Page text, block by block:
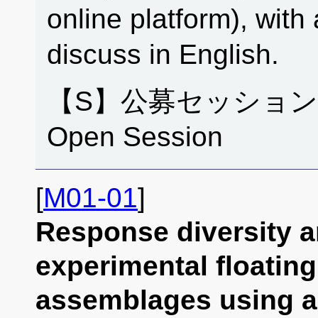
online platform), with
discuss in English.
【S】公募セッショ
Open Session
[M01-01]
Response diversity
experimental
assemblages using